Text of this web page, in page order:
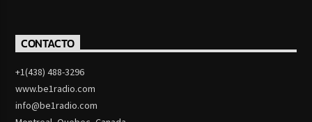
CONTACTO
+1(438) 488-3296
www.be1radio.com
info@be1radio.com